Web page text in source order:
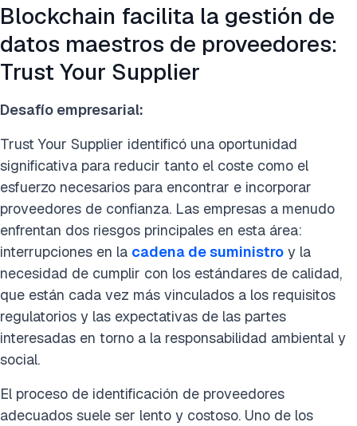
Blockchain facilita la gestión de
datos maestros de proveedores:
Trust Your Supplier
Desafío empresarial:
Trust Your Supplier identificó una oportunidad
significativa para reducir tanto el coste como el
esfuerzo necesarios para encontrar e incorporar
proveedores de confianza. Las empresas a menudo
enfrentan dos riesgos principales en esta área:
interrupciones en la cadena de suministro y la
necesidad de cumplir con los estándares de calidad,
que están cada vez más vinculados a los requisitos
regulatorios y las expectativas de las partes
interesadas en torno a la responsabilidad ambiental y
social.
El proceso de identificación de proveedores
adecuados suele ser lento y costoso. Uno de los